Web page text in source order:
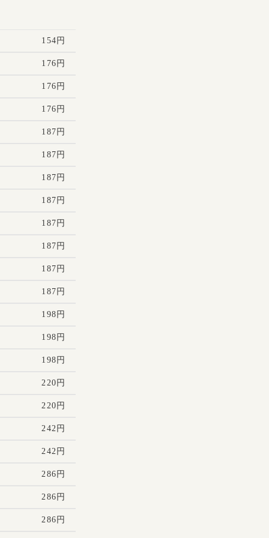
154円
176円
176円
176円
187円
187円
187円
187円
187円
187円
187円
187円
198円
198円
198円
220円
220円
242円
242円
286円
286円
286円